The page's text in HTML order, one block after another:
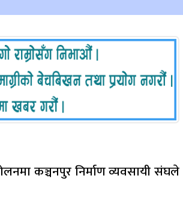
कञ्चनपुर निर्माण व्यवसायी संघले